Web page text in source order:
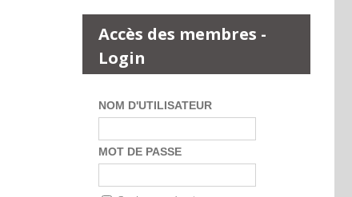
Accès des membres -
Login
NOM D'UTILISATEUR
MOT DE PASSE